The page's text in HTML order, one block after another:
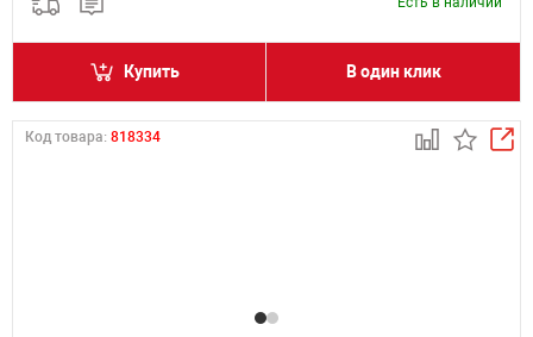
Купить В один клик
Код товара: 818334